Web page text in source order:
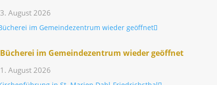
3. August 2026
Bücherei im Gemein­de­zen­trum wieder geöffnet
1. August 2026